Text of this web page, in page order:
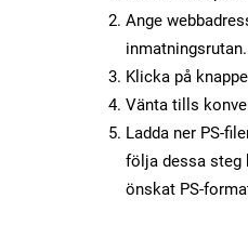
Ange
inmatningsrutan.
Klicka på
Vänta tills
Ladda ner PS-
följa dessa steg
önskat PS-